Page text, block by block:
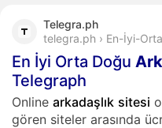
Telegra.ph
telegra.ph › En-İyi-
En İyi Orta Doğu
Telegraph
Online arkadaşlık sitesi
gören siteler arasında